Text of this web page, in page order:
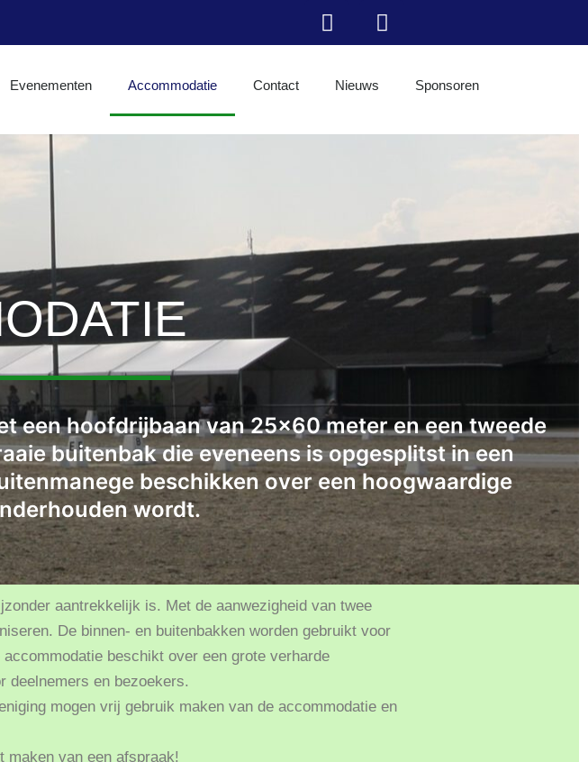
Evenementen Accommodatie Contact Nieuws Sponsoren
een hoofdrijbaan van 25×60 meter en een tweede
buitenbak die eveneens is opgesplitst in een
beschikken over een hoogwaardige
wordt.
aantrekkelijk is. Met de aanwezigheid van twee
De binnen- en buitenbakken worden gebruikt voor
beschikt over een grote verharde
deelnemers en bezoekers.
mogen vrij gebruik maken van de accommodatie en
van een afspraak!